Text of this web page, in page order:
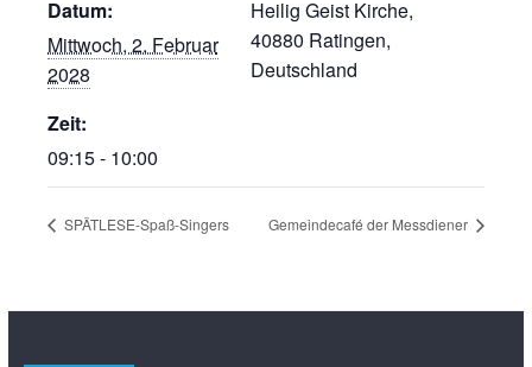
Datum:
Mittwoch, 2. Februar
2028
Zeit:
09:15 - 10:00
Heilig Geist Kirche,
40880 Ratingen,
Deutschland
SPÄTLESE-Spaß-Singers Gemeindecafé der Messdiener